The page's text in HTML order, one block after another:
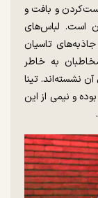
ست‌کردن و بافت و
است. لباس‌های
تاسیان
به خاطر
آن نشسته‌اند. تینا
و نیمی از این